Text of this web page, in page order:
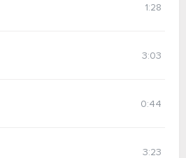
1:28
3:03
0:44
3:23